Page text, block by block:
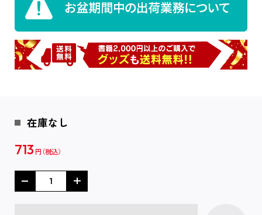
在庫なし
713 円